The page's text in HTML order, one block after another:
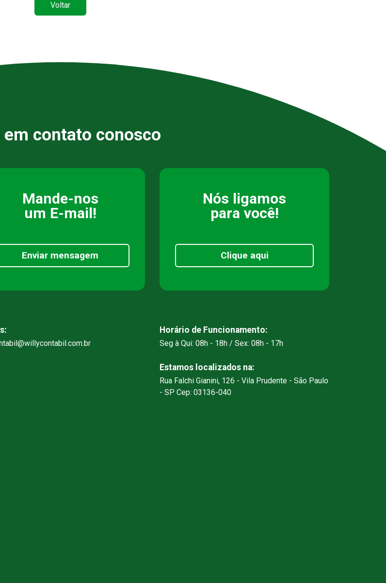
Voltar
em contato conosco
Mande-nos
um E-mail!
Enviar mensagem
Nós ligamos
para você!
Clique aqui
Horário de Funcionamento:
Seg à Qui: 08h - 18h / Sex: 08h - 17h
Estamos localizados na:
Rua Falchi Gianini, 126 - Vila Prudente - São Paulo
- SP Cep: 03136-040